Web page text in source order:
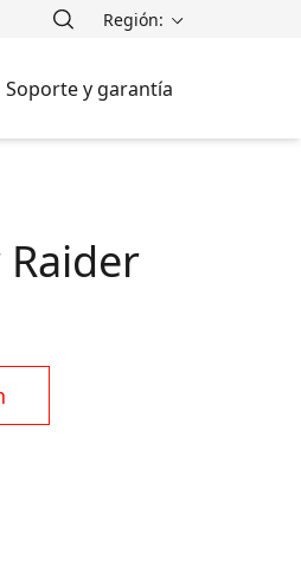
Región:
Soporte y garantía